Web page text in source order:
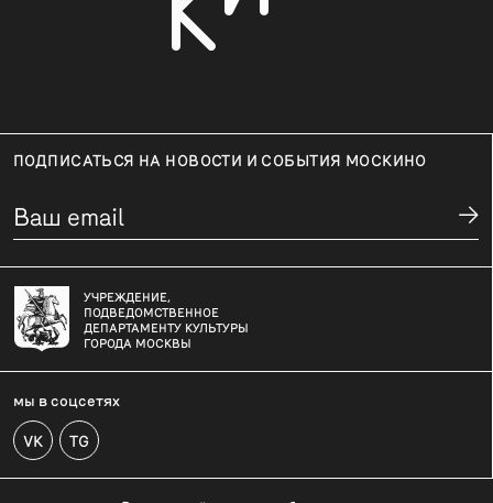
ПОДПИСАТЬСЯ НА НОВОСТИ И СОБЫТИЯ МОСКИНО
УЧРЕЖДЕНИЕ,
ПОДВЕДОМСТВЕННОЕ
ДЕПАРТАМЕНТУ КУЛЬТУРЫ
ГОРОДА МОСКВЫ
мы в соцсетях
VK TG